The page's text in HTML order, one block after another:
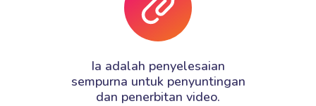
Ia adalah penyelesaian
sempurna untuk penyuntingan
dan penerbitan video.